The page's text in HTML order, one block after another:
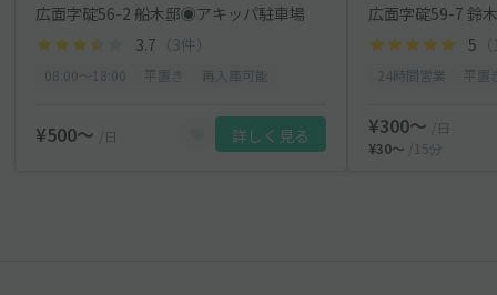
広面字碇56-2 船木邸◉アキッパ駐車場
3.7 （3件）
¥500〜 /日 詳しく見る
広面字碇59-7 鈴
5
¥300〜
/日
¥30〜
/15分